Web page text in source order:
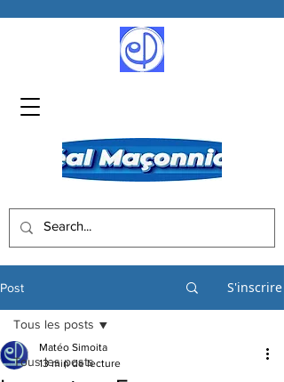
Post S'inscrire
Tous les posts
Tous les posts
Matéo Simoita
13 min de lecture